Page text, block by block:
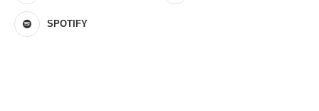
SPOTIFY